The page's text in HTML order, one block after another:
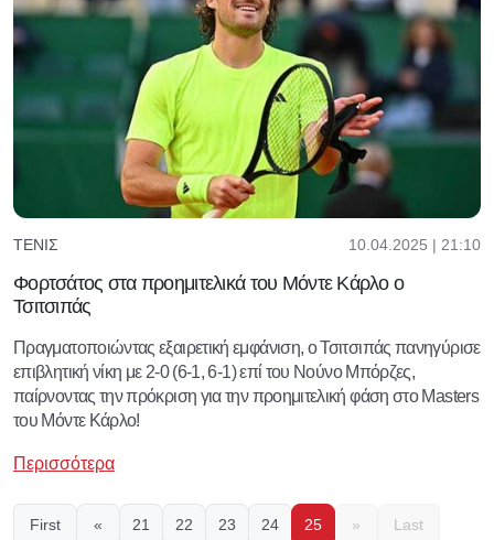
ΤΈΝΙΣ 10.04.2025 | 21:10
Φορτσάτος στα προημιτελικά του Μόντε Κάρλο ο
Τσιτσιπάς
Πραγματοποιώντας εξαιρετική εμφάνιση, ο Τσιτσιπάς πανηγύρισε
επιβλητική νίκη με 2-0 (6-1, 6-1) επί του Νούνο Μπόρζες,
παίρνοντας την πρόκριση για την προημιτελική φάση στο Masters
του Μόντε Κάρλο!
Περισσότερα
First « 21 22 23 24 25 » Last